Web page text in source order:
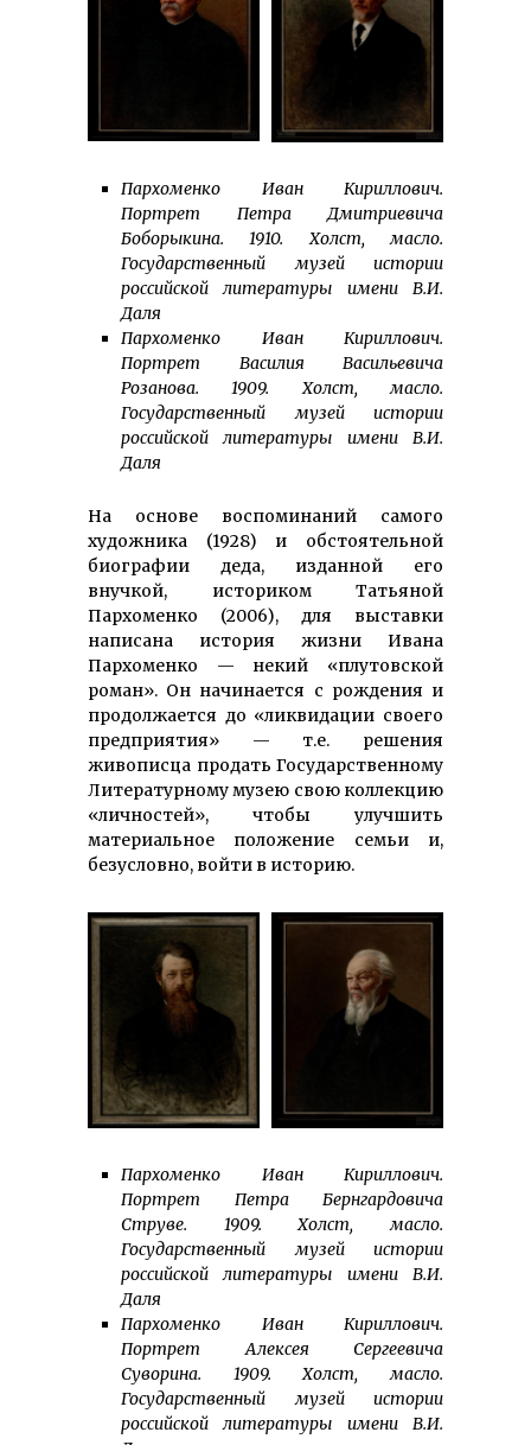
Пархоменко Иван Кириллович.
Портрет Петра Дмитриевича
Боборыкина. 1910. Холст, масло.
Государственный музей истории
российской литературы имени В.И.
Даля
Пархоменко Иван Кириллович.
Портрет Василия Васильевича
Розанова. 1909. Холст, масло.
Государственный музей истории
российской литературы имени В.И.
Даля
На основе воспоминаний самого
художника (1928) и обстоятельной
биографии деда, изданной его
внучкой, историком Татьяной
Пархоменко (2006), для выставки
написана история жизни Ивана
Пархоменко — некий «плутовской
роман». Он начинается с рождения и
продолжается до «ликвидации своего
предприятия» — т.е. решения
живописца продать Государст­венному
Литературному музею свою коллекцию
«личностей», чтобы улучшить
материальное положение семьи и,
безусловно, войти в историю.
Пархоменко Иван Кириллович.
Портрет Петра Бернгардовича
Струве. 1909. Холст, масло.
Государственный музей истории
российской литературы имени В.И.
Даля
Пархоменко Иван Кириллович.
Портрет Алексея Сергеевича
Суворина. 1909. Холст, масло.
Государственный музей истории
российской литературы имени В.И.